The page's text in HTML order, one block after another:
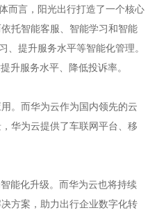
而言，阳光出行打造了一个核心
托智能客服、智能学习和智能
提升服务水平等智能化管理。
升服务水平、降低投诉率。
。而华为云作为国内领先的云
华为云提供了车联网平台、移
能化升级。而华为云也将持续
方案，助力出行企业数字化转